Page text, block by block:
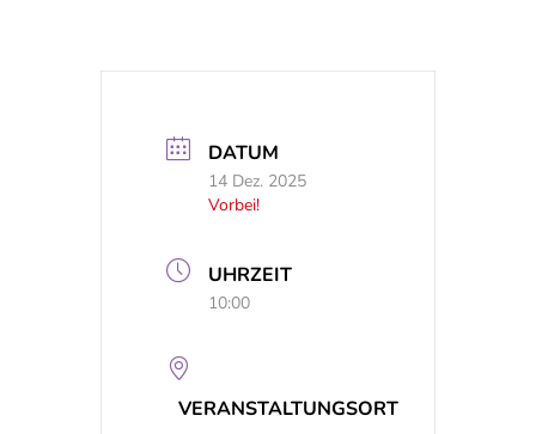
DATUM
14 Dez. 2025
Vorbei!
UHRZEIT
10:00
VERANSTALTUNGSORT